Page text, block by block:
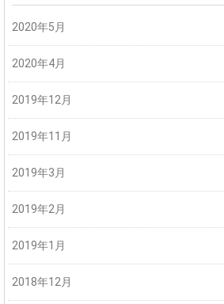
2020年5月
2020年4月
2019年12月
2019年11月
2019年3月
2019年2月
2019年1月
2018年12月